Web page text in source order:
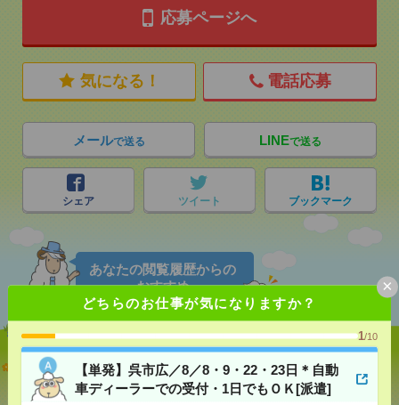
どちらのお仕事が気になりますか？
1/10
【単発】呉市広／8／8・9・22・23日＊自動
車ディーラーでの受付・1日でもＯＫ[派遣]
×
応募ページへ
気になる！ 電話応募
メールで送る LINEで送る
シェア ツイート ブックマーク
あなたの閲覧履歴からの
おすすめ
【単発】呉市広／8／8・9・22・23日＊自動車ディー
ラーでの受付・1日でもＯＫ[派遣]